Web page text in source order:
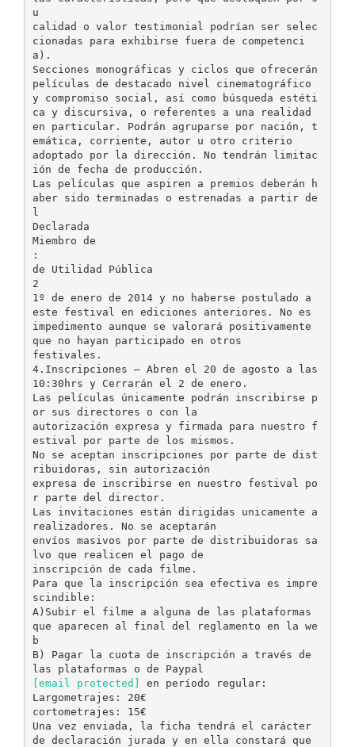
u
calidad o valor testimonial podrían ser selec
cionadas para exhibirse fuera de competenci
a).
Secciones monográficas y ciclos que ofrecerán
películas de destacado nivel cinematográfico
y compromiso social, así como búsqueda estéti
ca y discursiva, o referentes a una realidad
en particular. Podrán agruparse por nación, t
emática, corriente, autor u otro criterio
adoptado por la dirección. No tendrán limitac
ión de fecha de producción.
Las películas que aspiren a premios deberán h
aber sido terminadas o estrenadas a partir de
l
Declarada
Miembro de
:
de Utilidad Pública
2
1º de enero de 2014 y no haberse postulado a
este festival en ediciones anteriores. No es
impedimento aunque se valorará positivamente
que no hayan participado en otros
festivales.
4.Inscripciones – Abren el 20 de agosto a las
10:30hrs y Cerrarán el 2 de enero.
Las películas únicamente podrán inscribirse p
or sus directores o con la
autorización expresa y firmada para nuestro f
estival por parte de los mismos.
No se aceptan inscripciones por parte de dist
ribuidoras, sin autorización
expresa de inscribirse en nuestro festival po
r parte del director.
Las invitaciones están dirigidas unicamente a
realizadores. No se aceptarán
envíos masivos por parte de distribuidoras sa
lvo que realicen el pago de
inscripción de cada filme.
Para que la inscripción sea efectiva es impre
scindible:
A)Subir el filme a alguna de las plataformas
que aparecen al final del reglamento en la we
b
B) Pagar la cuota de inscripción a través de
[email protected]
en período regular:
Largometrajes: 20€
cortometrajes: 15€
Una vez enviada, la ficha tendrá el carácter
de declaración jurada y en ella constará que